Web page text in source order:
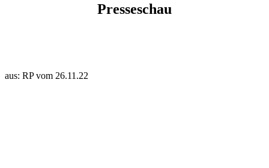
Presseschau
aus: RP vom 26.11.22